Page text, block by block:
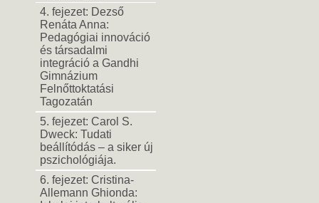
4. fejezet: Dezső
Renáta Anna:
Pedagógiai innováció
és társadalmi
integráció a Gandhi
Gimnázium
Felnőttoktatási
Tagozatán
5. fejezet: Carol S.
Dweck: Tudati
beállítódás – a siker új
pszichológiája.
6. fejezet: Cristina-
Allemann Ghionda: